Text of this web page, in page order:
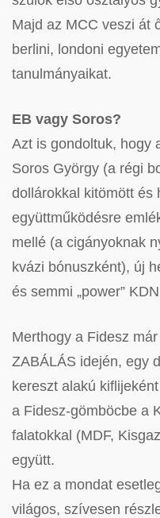
Majd az MCC veszi át
berlini, londoni
tanulmányaikat.
EB vagy Soros?
Azt is gondoltuk, hogy
Soros György (a régi
dollárokkal kitömött és
együttműködésre
mellé (a cigányoknak
kvázi bónuszként), új
és semmi „power”
Merthogy a Fidesz
ZABÁLÁS idején, egy
kereszt alakú
a Fidesz-gömböcbe a
falatokkal (MDF,
együtt.
Ha ez a mondat
világos, szívesen